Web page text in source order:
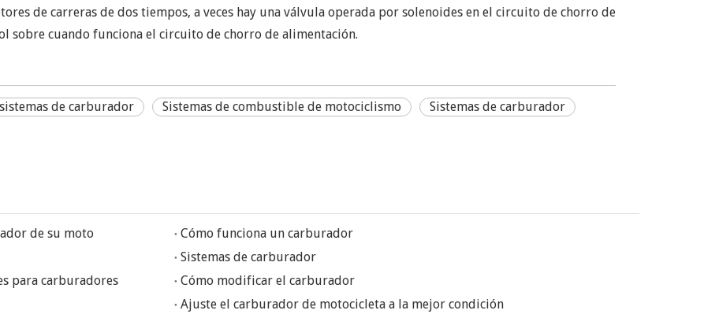
de carreras de dos tiempos, a veces hay una válvula operada por solenoides en el circuito de chorro de
sobre cuando funciona el circuito de chorro de alimentación.
sistemas de carburador Sistemas de combustible de motociclismo Sistemas de carburador
de su moto
Cómo funciona un carburador
Sistemas de carburador
para carburadores
Cómo modificar el carburador
Ajuste el carburador de motocicleta a la mejor condición